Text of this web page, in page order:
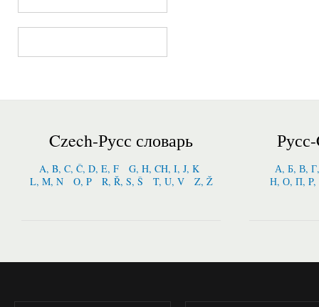
Czech-Русс словарь
A, B, C, Č, D, E, F
G, H, CH, I, J, K
L, M, N
O, P R, Ř, S, Š T, U, V Z, Ž
А, Б, В,
Н, О, П,